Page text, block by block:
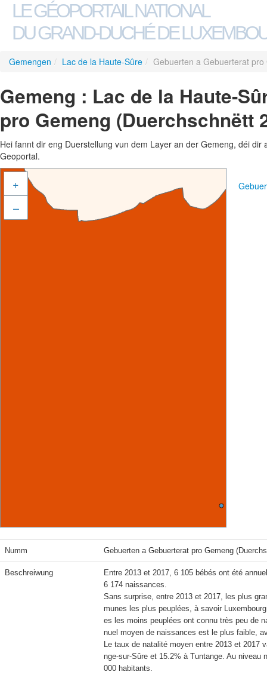
LE GÉOPORTAIL NATIONAL
DU GRAND-DUCHÉ DE
Gemengen / Lac de la Haute-Sûre / Gebuerten a Gebuerterat
Gemeng : Lac de la Haute-
pro Gemeng (Duerchschnëtt
Hei fannt dir eng Duerstellung vun dem Layer an der Gemeng, déi
Geoportal.
+
–
Numm Gebuerten a Gebuerterat pro Gemeng
Beschreiwung
Entre 2013 et 2017, 6 105 bébés ont été
6 174 naissances.
Sans surprise, entre 2013 et 2017, les plus
munes les plus peuplées, à savoir
es les moins peuplées ont connu très peu de
nuel moyen de naissances est le plus faible,
Le taux de natalité moyen entre 2013 et 2017
nge-sur-Sûre et 15.2% à Tuntange. Au
000 habitants.